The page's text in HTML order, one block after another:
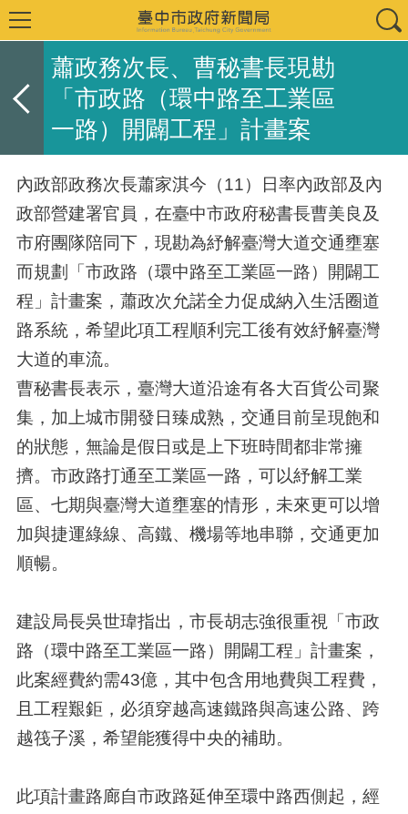
蕭政務次長、曹秘書長現勘
「市政路（環中路至工業區
一路）開闢工程」計畫案
內政部政務次長蕭家淇今（11）日率內政部及內
政部營建署官員，在臺中市政府秘書長曹美良及
市府團隊陪同下，現勘為紓解臺灣大道交通壅塞
而規劃「市政路（環中路至工業區一路）開闢工
程」計畫案，蕭政次允諾全力促成納入生活圈道
路系統，希望此項工程順利完工後有效紓解臺灣
大道的車流。
曹秘書長表示，臺灣大道沿途有各大百貨公司聚
集，加上城市開發日臻成熟，交通目前呈現飽和
的狀態，無論是假日或是上下班時間都非常擁
擠。市政路打通至工業區一路，可以紓解工業
區、七期與臺灣大道壅塞的情形，未來更可以增
加與捷運綠線、高鐵、機場等地串聯，交通更加
順暢。
建設局長吳世瑋指出，市長胡志強很重視「市政
路（環中路至工業區一路）開闢工程」計畫案，
此案經費約需43億，其中包含用地費與工程費，
且工程艱鉅，必須穿越高速鐵路與高速公路、跨
越筏子溪，希望能獲得中央的補助。
此項計畫路廊自市政路延伸至環中路西側起，經